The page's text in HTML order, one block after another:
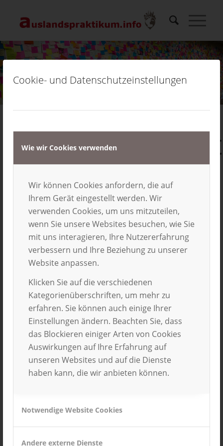
Cookie- und Datenschutzeinstellungen
Wie wir Cookies verwenden
Wir können Cookies anfordern, die auf
Ihrem Gerät eingestellt werden. Wir
verwenden Cookies, um uns mitzuteilen,
wenn Sie unsere Websites besuchen, wie Sie
mit uns interagieren, Ihre Nutzererfahrung
verbessern und Ihre Beziehung zu unserer
Website anpassen.
Klicken Sie auf die verschiedenen
Kategorienüberschriften, um mehr zu
erfahren. Sie können auch einige Ihrer
Einstellungen ändern. Beachten Sie, dass
das Blockieren einiger Arten von Cookies
Auswirkungen auf Ihre Erfahrung auf
unseren Websites und auf die Dienste
haben kann, die wir anbieten können.
Notwendige Website Cookies
Andere externe Dienste
Bewerbungsfrist
für
Sprachreise-
Stipendien
nach Malta
läuft
Noch bis zum 30.6.2016ist es möglich, sich auch
QUERDENKER-Stipendium.com für eines der
Sprachreise-Stipendien nach Maltazu
bewerbern.